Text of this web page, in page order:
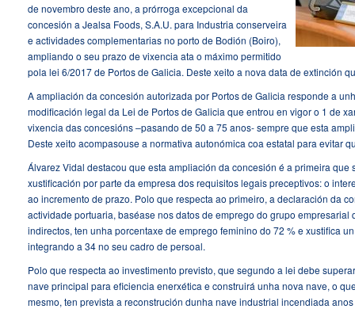
de novembro deste ano, a prórroga excepcional da
concesión a Jealsa Foods, S.A.U. para Industria conserveira
e actividades complementarias no porto de Bodión (Boiro),
ampliando o seu prazo de vixencia ata o máximo permitido
pola lei 6/2017 de Portos de Galicia. Deste xeito a nova data de extinción
A ampliación da concesión autorizada por Portos de Galicia responde a
modificación legal da Lei de Portos de Galicia que entrou en vigor o 1 de
vixencia das concesións –pasando de 50 a 75 anos- sempre que esta
Deste xeito acompasouse a normativa autonómica coa estatal para evitar
Álvarez Vidal destacou que esta ampliación da concesión é a primeira
xustificación por parte da empresa dos requisitos legais preceptivos: o
ao incremento de prazo. Polo que respecta ao primeiro, a declaración da
actividade portuaria, baséase nos datos de emprego do grupo
indirectos, ten unha porcentaxe de emprego feminino do 72 % e xustifica
integrando a 34 no seu cadro de persoal.
Polo que respecta ao investimento previsto, que segundo a lei debe
nave principal para eficiencia enerxética e construirá unha nova nave, o
mesmo, ten prevista a reconstrución dunha nave industrial incendiada